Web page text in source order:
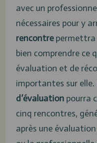
avec un
nécessaires pour y
rencontre permettra
bien comprendre ce
évaluation et de
importantes sur elle.
d’évaluation pourra
cinq rencontres,
après une